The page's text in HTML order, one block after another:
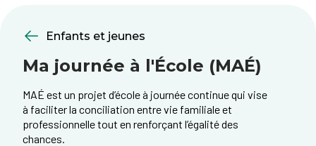
Enfants et jeunes
Ma journée à l'École (MAÉ)
MAÉ est un projet d’école à journée continue qui vise
à faciliter la conciliation entre vie familiale et
professionnelle tout en renforçant l’égalité des
chances.